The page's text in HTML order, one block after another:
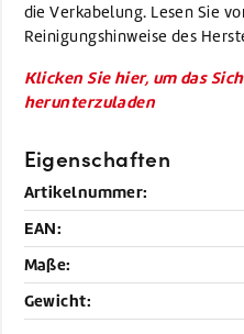
die Verkabelung. Lesen Sie
Reinigungshinweise des
Klicken Sie hier, um das
herunterzuladen
Eigenschaften
Artikelnummer:
EAN:
Maße:
Gewicht: